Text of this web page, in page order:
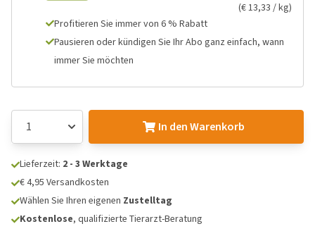
(€ 13,33 / kg)
Profitieren Sie immer von 6 % Rabatt
Pausieren oder kündigen Sie Ihr Abo ganz einfach, wann
immer Sie möchten
In den Warenkorb
Lieferzeit: 2 - 3 Werktage
€ 4,95 Versandkosten
Wählen Sie Ihren eigenen Zustelltag
Kostenlose, qualifizierte Tierarzt-Beratung